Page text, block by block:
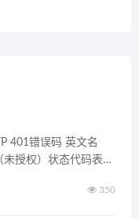
401错误码 英文名
授权）状态代码表示
350